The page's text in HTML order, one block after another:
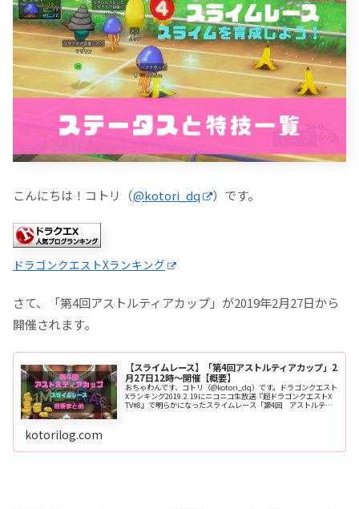
こんにちは！コトリ（@kotori_dq ）です。
ドラゴンクエストXランキング
さて、「第4回アストルティアカップ」が2019年2月27日から
開催されます。
【スライムレース】「第4回アストルティアカップ」2
月27日12時～開催【概要】
おちゃわんです、コトリ（@kotori_dq）です。ドラゴンクエスト
Xランキング2019.2.19にニコニコ生放送『超ドラゴンクエストX
TV#8』で明らかになったスライムレース「第4回 アストルティ
kotorilog.com